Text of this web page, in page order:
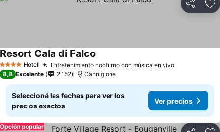
Compartir
4 EstrellasHotel Entretenimiento nocturno con música en vivo
Resort Cala di Falco
8,8 Excelente 2.152 Cannigione
Seleccioná las fechas para ver los
precios exactos
Ver precios
Opción popular